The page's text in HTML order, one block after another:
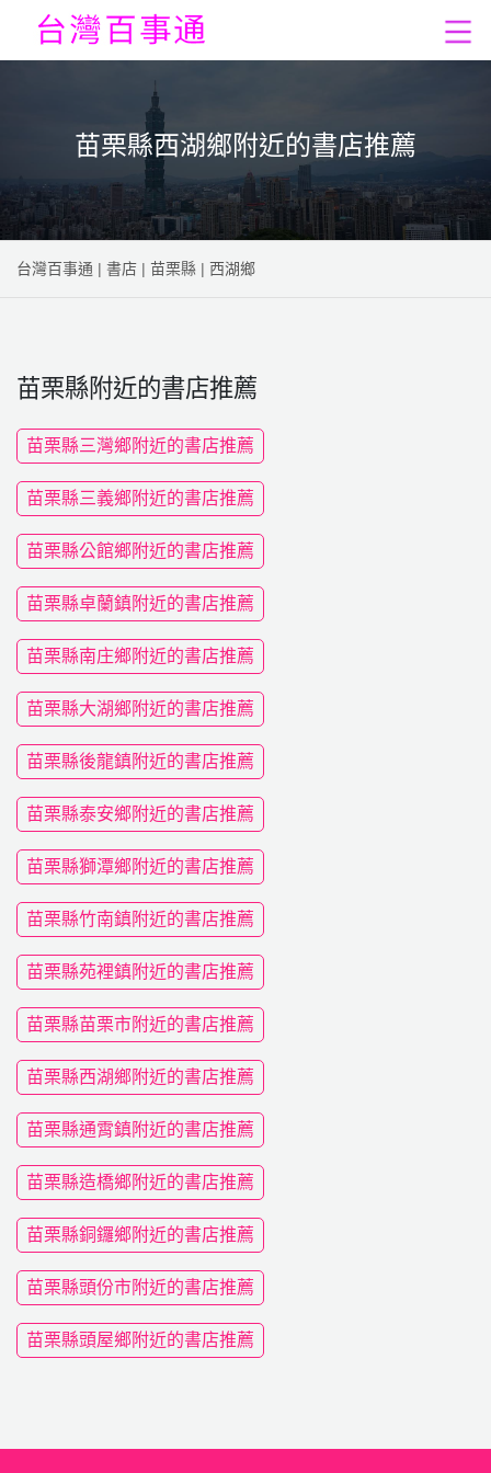
苗栗縣西湖鄉附近的書店推薦
台灣百事通 | 書店 | 苗栗縣 | 西湖鄉
苗栗縣附近的書店推薦
苗栗縣三灣鄉附近的書店推薦
苗栗縣三義鄉附近的書店推薦
苗栗縣公館鄉附近的書店推薦
苗栗縣卓蘭鎮附近的書店推薦
苗栗縣南庄鄉附近的書店推薦
苗栗縣大湖鄉附近的書店推薦
苗栗縣後龍鎮附近的書店推薦
苗栗縣泰安鄉附近的書店推薦
苗栗縣獅潭鄉附近的書店推薦
苗栗縣竹南鎮附近的書店推薦
苗栗縣苑裡鎮附近的書店推薦
苗栗縣苗栗市附近的書店推薦
苗栗縣西湖鄉附近的書店推薦
苗栗縣通霄鎮附近的書店推薦
苗栗縣造橋鄉附近的書店推薦
苗栗縣銅鑼鄉附近的書店推薦
苗栗縣頭份市附近的書店推薦
苗栗縣頭屋鄉附近的書店推薦